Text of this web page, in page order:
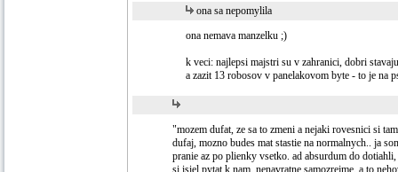
ona sa nepomylila
ona nemava manzelku ;)
k veci: najlepsi majstri su v zahranici, dobri
a zazit 13 robosov v panelakovom byte - to je na
"mozem dufat, ze sa to zmeni a nejaki rovesnici si
dufaj, mozno budes mat stastie na normalnych.. ja
pranie az po plienky vsetko. ad absurdum do
si isiel pytat k nam. nenavratne samozrejme. a to